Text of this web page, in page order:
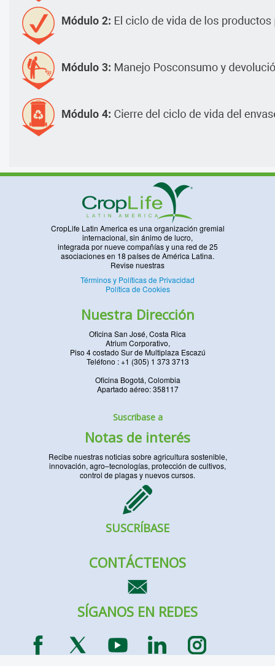
CropLife Latin America es una organización gremial
internacional, sin ánimo de lucro,
integrada por nueve compañías y una red de 25
asociaciones en 18 países de América Latina.
Revise nuestras
Términos y Políticas de Privacidad
Política de Cookies
Nuestra Dirección
Oficina San José, Costa Rica
Atrium Corporativo,
Piso 4 costado Sur de Multiplaza Escazú
Teléfono : +1 (305) 1 373 3713
Oficina Bogotá, Colombia
Apartado aéreo: 358117
Suscribase a
Notas de interés
Recibe nuestras noticias sobre agricultura sostenible,
innovación, agro–tecnologías, protección de cultivos,
control de plagas y nuevos cursos.
SUSCRÍBASE
CONTÁCTENOS
SÍGANOS EN REDES